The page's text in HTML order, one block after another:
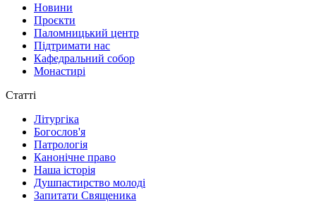
Новини
Проєкти
Паломницький центр
Підтримати нас
Кафедральний собор
Монастирі
Статті
Літургіка
Богослов'я
Патрологія
Канонічне право
Наша історія
Душпастирство молоді
Запитати Священика